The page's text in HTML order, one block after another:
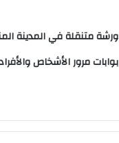
ورشة متنقلة في المدينة
بوابات مرور الأشخاص